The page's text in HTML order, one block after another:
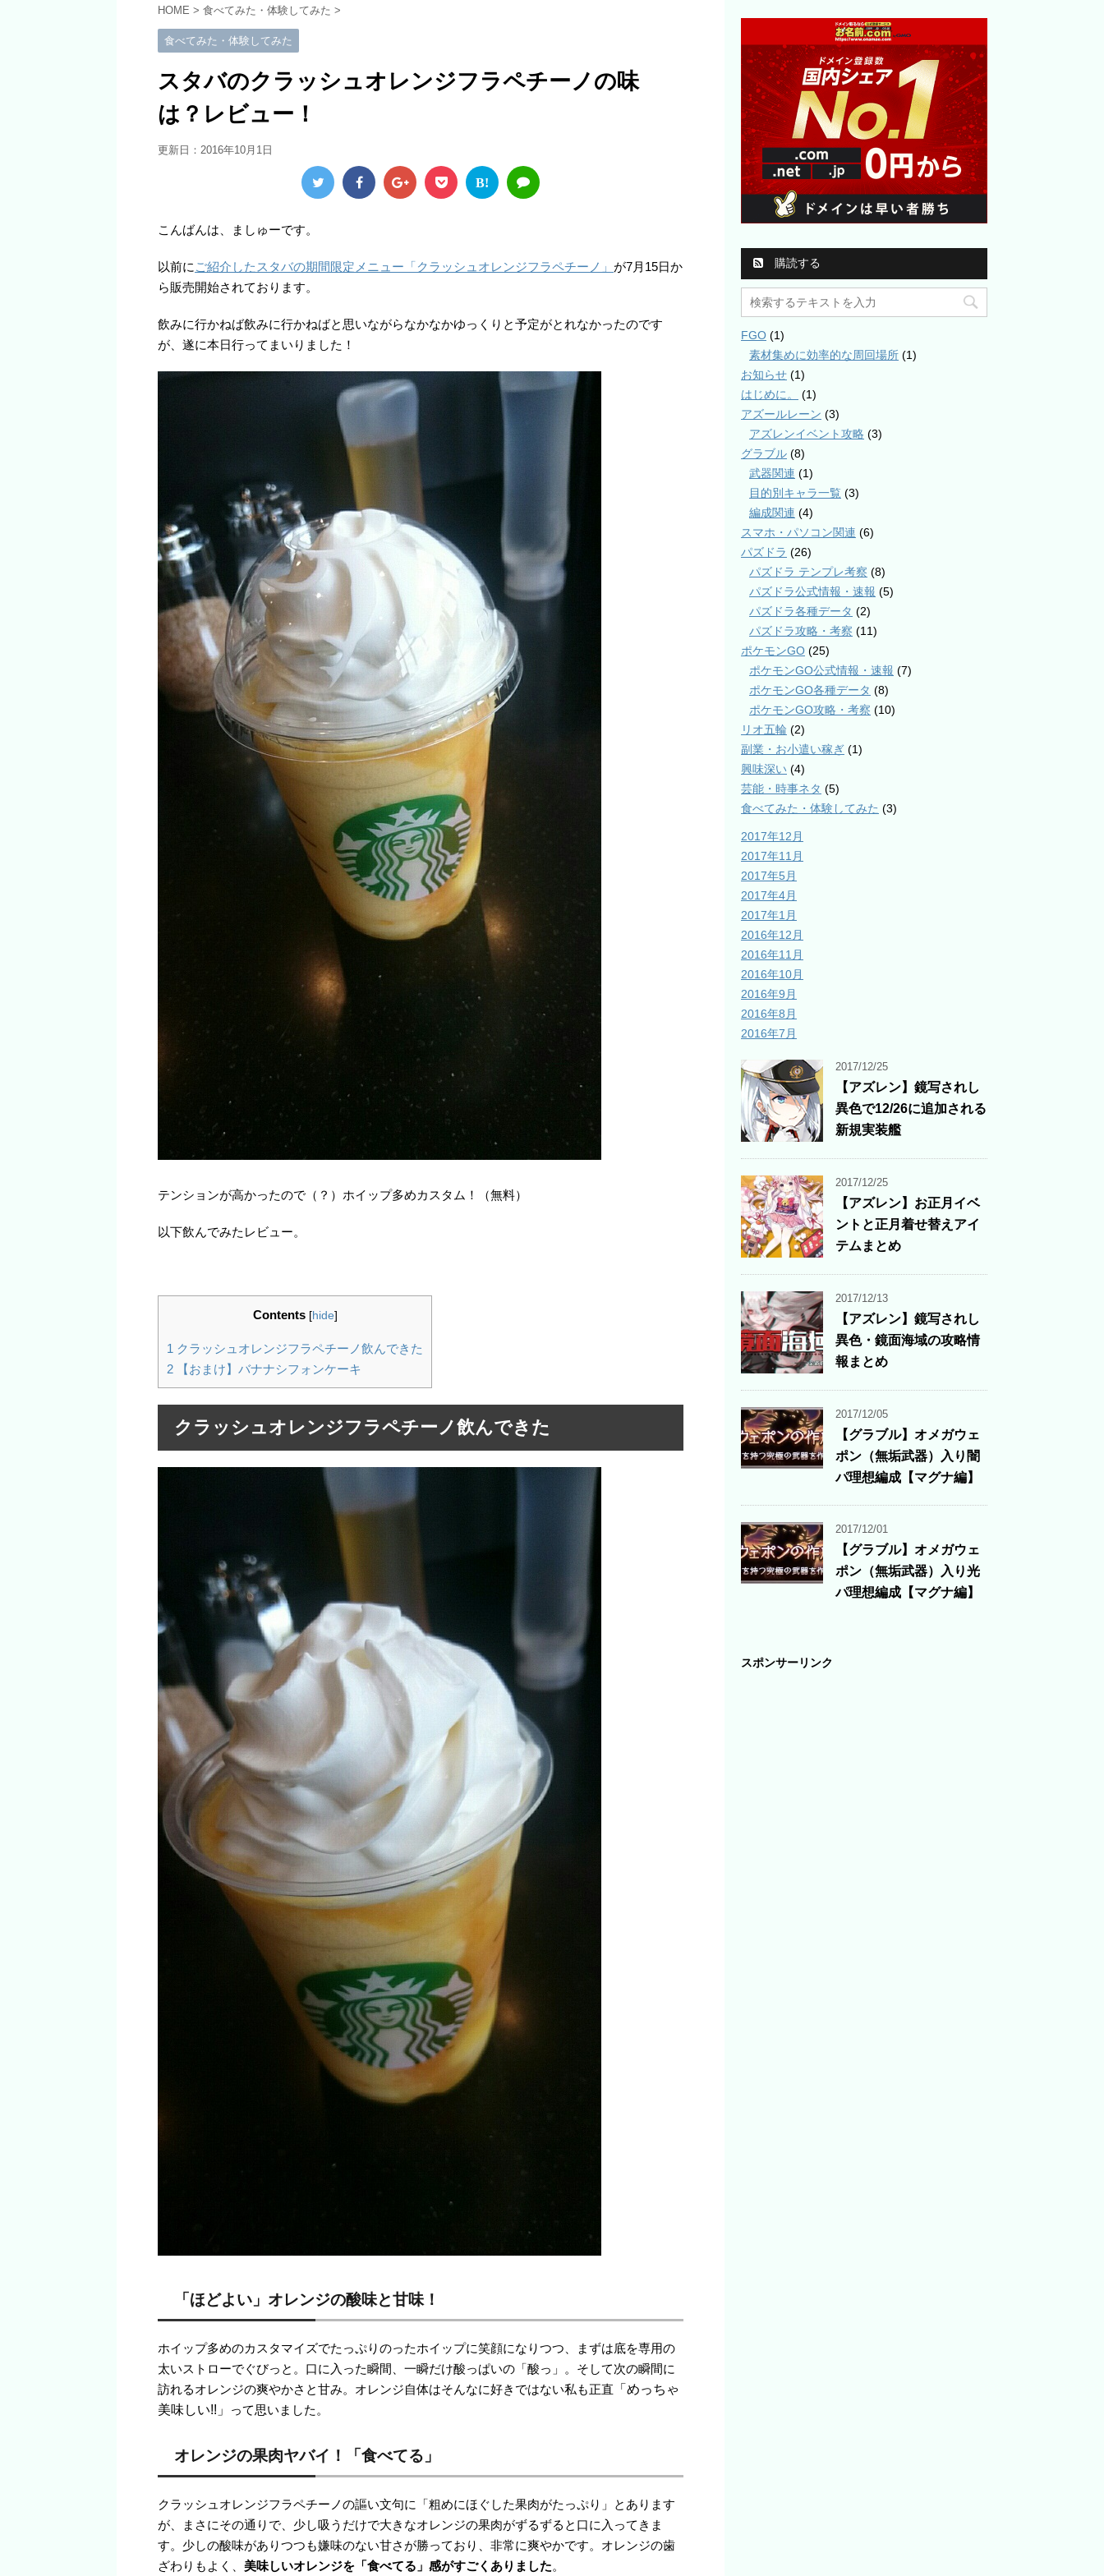
HOME > 食べてみた・体験してみた >
食べてみた・体験してみた
スタバのクラッシュオレンジフラペチーノの味
は？レビュー！
更新日： 2016年10月1日
B!
こんばんは、ましゅーです。
以前に ご紹介したスタバの期間限定メニュー「クラッシュオレンジフラペチーノ」 が7月15日か
ら販売開始されております。
飲みに行かねば飲みに行かねばと思いながらなかなかゆっくりと予定がとれなかったのです
が、遂に本日行ってまいりました！
テンションが高かったので（？）ホイップ多めカスタム！（無料）
以下飲んでみたレビュー。
Contents [hide]
1 クラッシュオレンジフラペチーノ飲んできた
2 【おまけ】バナナシフォンケーキ
クラッシュオレンジフラペチーノ飲んできた
「ほどよい」オレンジの酸味と甘味！
ホイップ多めのカスタマイズでたっぷりのったホイップに笑顔になりつつ、まずは底を専用の
太いストローでぐびっと。口に入った瞬間、一瞬だけ酸っぱいの「酸っ」。そして次の瞬間に
訪れるオレンジの爽やかさと甘み。オレンジ自体はそんなに好きではない私も正直 「めっちゃ
美味しい!!」
って思いました。
オレンジの果肉ヤバイ！「食べてる」
クラッシュオレンジフラペチーノの謳い文句に「粗めにほぐした果肉がたっぷり」とあります
が、まさにその通りで、少し吸うだけで大きなオレンジの果肉がずるずると口に入ってきま
す。少しの酸味がありつつも嫌味のない甘さが勝っており、非常に爽やかです。オレンジの歯
ざわりもよく、 美味しいオレンジを「食べてる」感がすごくありました。
購読する
FGO (1)
素材集めに効率的な周回場所 (1)
お知らせ (1)
はじめに。
(1)
アズールレーン (3)
アズレンイベント攻略 (3)
グラブル (8)
武器関連 (1)
目的別キャラ一覧 (3)
編成関連 (4)
スマホ・パソコン関連 (6)
パズドラ (26)
パズドラ テンプレ考察 (8)
パズドラ公式情報・速報 (5)
パズドラ各種データ (2)
パズドラ攻略・考察 (11)
ポケモンGO (25)
ポケモンGO公式情報・速報 (7)
ポケモンGO各種データ (8)
ポケモンGO攻略・考察 (10)
リオ五輪 (2)
副業・お小遣い稼ぎ (1)
興味深い (4)
芸能・時事ネタ (5)
食べてみた・体験してみた (3)
2017年12月
2017年11月
2017年5月
2017年4月
2017年1月
2016年12月
2016年11月
2016年10月
2016年9月
2016年8月
2016年7月
2017/12/25
【アズレン】鏡写されし
異色で12/26に追加される
新規実装艦
2017/12/25
【アズレン】お正月イベ
ントと正月着せ替えアイ
テムまとめ
2017/12/13
【アズレン】鏡写されし
異色・鏡面海域の攻略情
報まとめ
2017/12/05
【グラブル】オメガウェ
ポン（無垢武器）入り闇
パ理想編成【マグナ編】
2017/12/01
【グラブル】オメガウェ
ポン（無垢武器）入り光
パ理想編成【マグナ編】
スポンサーリンク